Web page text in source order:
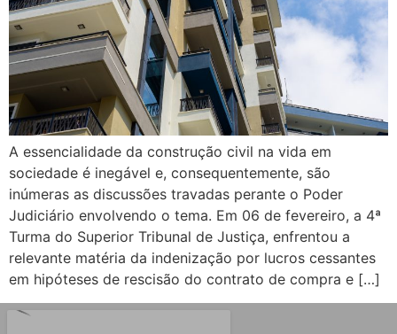
A essencialidade da construção civil na vida em
sociedade é inegável e, consequentemente, são
inúmeras as discussões travadas perante o Poder
Judiciário envolvendo o tema. Em 06 de fevereiro, a 4ª
Turma do Superior Tribunal de Justiça, enfrentou a
relevante matéria da indenização por lucros cessantes
em hipóteses de rescisão do contrato de compra e […]